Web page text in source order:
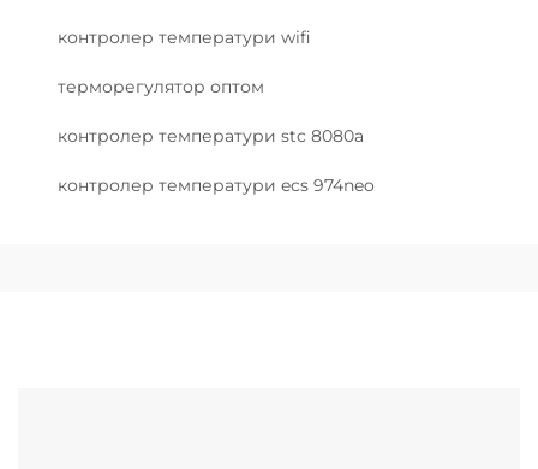
контролер температури wifi
терморегулятор оптом
контролер температури stc 8080a
контролер температури ecs 974neo